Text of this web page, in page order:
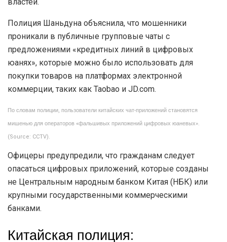
Полиция Шаньдуна объяснила, что мошенники
проникали в публичные групповые чаты с
предложениями «кредитных линий в цифровых
юанях», которые можно было использовать для
покупки товаров на платформах электронной
коммерции, таких как Taobao и JD.com.
По словам полиции, пользователи китайских чат-приложений становятся
мишенью для операторов «фальшивых приложений цифровых юаневых».
(Source: CCTV).
Офицеры предупредили, что гражданам следует
опасаться цифровых приложений, которые созданы
не Центральным народным банком Китая (НБК) или
крупными государственными коммерческими
банками.
Китайская полиция: